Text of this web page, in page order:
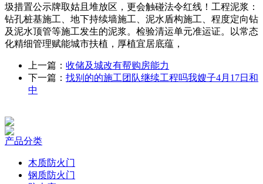
圾措置公示牌取姑且堆放区，更会触碰法令红线！工程泥浆：
钻孔桩基施工、地下持续墙施工、泥水盾构施工、程度定向钻
及泥水顶管等施工发生的泥浆。检验清运单元准运证。以常态
化精细管理赋能城市扶植，厚植宜居底蕴，
上一篇： 收储及城改有帮购房能力
下一篇： 找别的的施工团队继续工程吗我嫂子4月17日和
中
产品分类
木质防火门
钢质防火门